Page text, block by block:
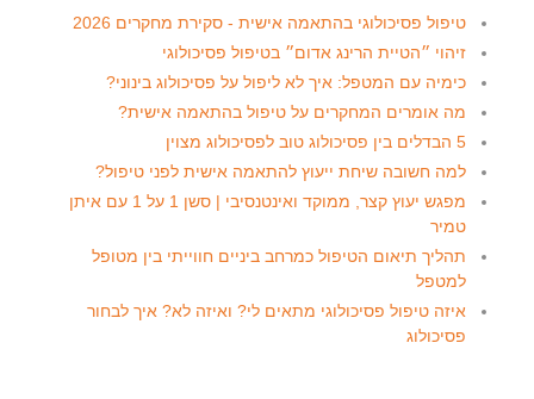
טיפול פסיכולוגי בהתאמה אישית - סקירת מחקרים 2026
זיהוי ״הטיית הרינג אדום״ בטיפול פסיכולוגי
כימיה עם המטפל: איך לא ליפול על פסיכולוג בינוני?
מה אומרים המחקרים על טיפול בהתאמה אישית?
5 הבדלים בין פסיכולוג טוב לפסיכולוג מצוין
למה חשובה שיחת ייעוץ להתאמה אישית לפני טיפול?
מפגש יעוץ קצר, ממוקד ואינטנסיבי | סשן 1 על 1 עם איתן
טמיר
תהליך תיאום הטיפול כמרחב ביניים חווייתי בין מטופל
למטפל
איזה טיפול פסיכולוגי מתאים לי? ואיזה לא? איך לבחור
פסיכולוג